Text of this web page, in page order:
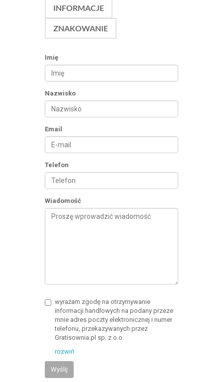
INFORMACJE
ZNAKOWANIE
Imię
Nazwisko
Email
Telefon
Wiadomość
wyrażam zgodę na otrzymywanie
informacji handlowych na podany przeze
mnie adres poczty elektronicznej i numer
telefonu, przekazywanych przez
Gratisownia.pl sp. z o.o.
rozwiń
Wyślij